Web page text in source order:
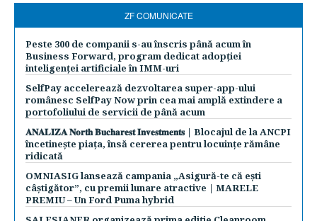
ZF COMUNICATE
Peste 300 de companii s-au înscris până acum în
Business Forward, program dedicat adopției
inteligenței artificiale în IMM-uri
SelfPay accelerează dezvoltarea super-app-ului
românesc SelfPay Now prin cea mai amplă extindere a
portofoliului de servicii de până acum
𝐀𝐍𝐀𝐋𝐈𝐙𝐀 𝐍𝐨𝐫𝐭𝐡 𝐁𝐮𝐜𝐡𝐚𝐫𝐞𝐬𝐭 𝐈𝐧𝐯𝐞𝐬𝐭𝐦𝐞𝐧𝐭𝐬 | Blocajul de la ANCPI
încetinește piața, însă cererea pentru locuințe rămâne
ridicată
OMNIASIG lansează campania „Asigură-te că ești
câștigător”, cu premii lunare atractive | MARELE
PREMIU – Un Ford Puma hybrid